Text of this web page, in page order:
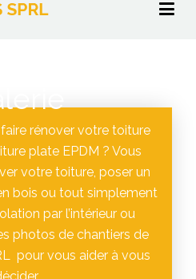
rénover votre toiture
plate EPDM ? Vous
votre toiture, poser un
bois ou tout simplement
par l’intérieur ou
photos de chantiers de
pour vous aider à vous